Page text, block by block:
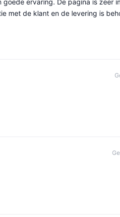
ervaring. De pagina is zeer
met de klant en de levering is